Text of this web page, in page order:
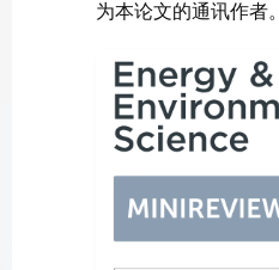
为本论文的通讯作者。